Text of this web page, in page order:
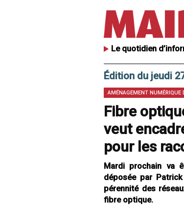
Le quotidien
Édition du jeudi
AMÉNAGEMENT NUMÉRIQUE
Fibre
veut
pour les
Mardi prochain va
déposée par
pérennité des
fibre optique.